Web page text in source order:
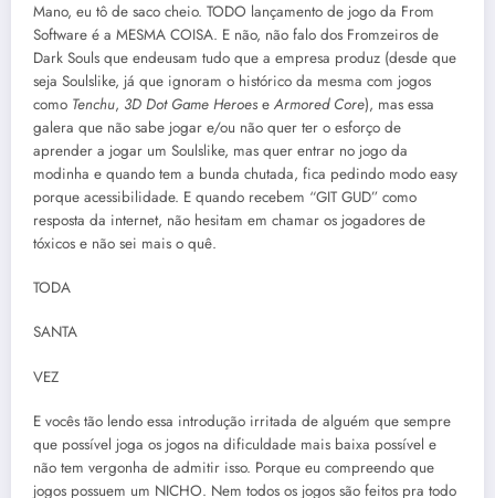
Mano, eu tô de saco cheio. TODO lançamento de jogo da From
Software é a MESMA COISA. E não, não falo dos Fromzeiros de
Dark Souls que endeusam tudo que a empresa produz (desde que
seja Soulslike, já que ignoram o histórico da mesma com jogos
como Tenchu, 3D Dot Game Heroes e Armored Core), mas essa
galera que não sabe jogar e/ou não quer ter o esforço de
aprender a jogar um Soulslike, mas quer entrar no jogo da
modinha e quando tem a bunda chutada, fica pedindo modo easy
porque acessibilidade. E quando recebem “GIT GUD” como
resposta da internet, não hesitam em chamar os jogadores de
tóxicos e não sei mais o quê.
TODA
SANTA
VEZ
E vocês tão lendo essa introdução irritada de alguém que sempre
que possível joga os jogos na dificuldade mais baixa possível e
não tem vergonha de admitir isso. Porque eu compreendo que
jogos possuem um NICHO. Nem todos os jogos são feitos pra todo